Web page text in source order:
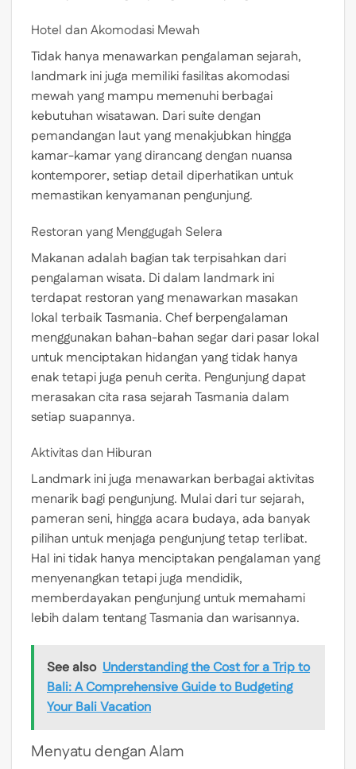
Hotel dan Akomodasi Mewah
Tidak hanya menawarkan pengalaman sejarah,
landmark ini juga memiliki fasilitas akomodasi
mewah yang mampu memenuhi berbagai
kebutuhan wisatawan. Dari suite dengan
pemandangan laut yang menakjubkan hingga
kamar-kamar yang dirancang dengan nuansa
kontemporer, setiap detail diperhatikan untuk
memastikan kenyamanan pengunjung.
Restoran yang Menggugah Selera
Makanan adalah bagian tak terpisahkan dari
pengalaman wisata. Di dalam landmark ini
terdapat restoran yang menawarkan masakan
lokal terbaik Tasmania. Chef berpengalaman
menggunakan bahan-bahan segar dari pasar lokal
untuk menciptakan hidangan yang tidak hanya
enak tetapi juga penuh cerita. Pengunjung dapat
merasakan cita rasa sejarah Tasmania dalam
setiap suapannya.
Aktivitas dan Hiburan
Landmark ini juga menawarkan berbagai aktivitas
menarik bagi pengunjung. Mulai dari tur sejarah,
pameran seni, hingga acara budaya, ada banyak
pilihan untuk menjaga pengunjung tetap terlibat.
Hal ini tidak hanya menciptakan pengalaman yang
menyenangkan tetapi juga mendidik,
memberdayakan pengunjung untuk memahami
lebih dalam tentang Tasmania dan warisannya.
See also Understanding the Cost for a Trip to
Bali: A Comprehensive Guide to Budgeting
Your Bali Vacation
Menyatu dengan Alam